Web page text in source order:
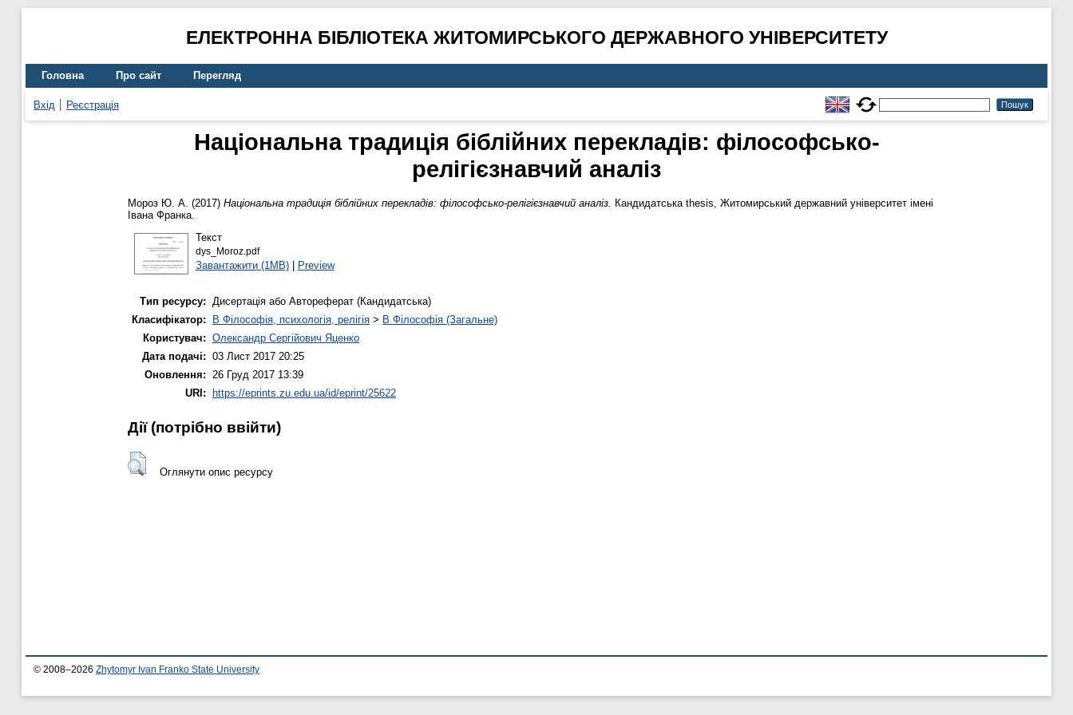
ЕЛЕКТРОННА БІБЛІОТЕКА ЖИТОМИРСЬКОГО ДЕРЖАВНОГО УНІВЕРСИТЕТУ
Головна Про сайт Перегляд
Вхід Реєстрація
Національна традиція біблійних перекладів: філософсько-
релігієзнавчий аналіз
Мороз Ю. А. (2017) Національна традиція біблійних перекладів: філософсько-релігієзнавчий аналіз. Кандидатська thesis, Житомирський державний університет імені
Івана Франка.
Текст
dys_Moroz.pdf
Завантажити (1MB)| Preview
Тип ресурсу: Дисертація або Автореферат (Кандидатська)
Класифікатор:
B Філософія, психологія, релігія > B Філософія (Загальне)
Користувач: Олександр Сергійович Яценко
Дата подачі: 03 Лист 2017 20:25
Оновлення: 26 Груд 2017 13:39
URI:
https://eprints.zu.edu.ua/id/eprint/25622
Дії ​​(потрібно ввійти)
Оглянути опис ресурсу
© 2008–2026 Zhytomyr Ivan Franko State University